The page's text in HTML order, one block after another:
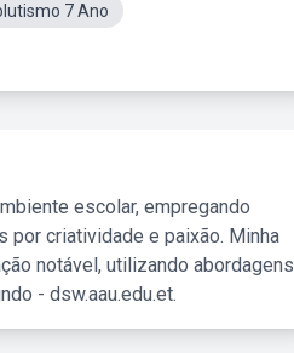
7 Ano
escolar, empregando
criatividade e paixão. Minha
notável, utilizando abordagens
- dsw.aau.edu.et.